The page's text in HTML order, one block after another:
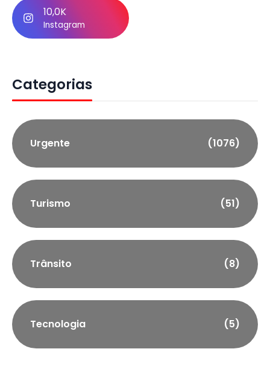
10,0K
Instagram
Categorias
Urgente (1076)
Turismo (51)
Trânsito (8)
Tecnologia (5)